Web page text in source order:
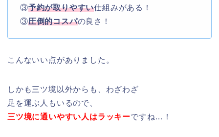
③予約が取りやすい仕組みがある！
③圧倒的コスパの良さ！
こんないい点がありました。
しかも三ツ境以外からも、わざわざ
足を運ぶ人もいるので、
三ツ境に通いやすい人はラッキーですね…！